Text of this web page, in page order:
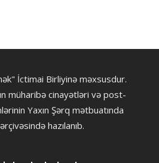
İctimai Birliyinə məxsusdur.
müharibə cinayətləri və post-
Yaxın Şərq mətbuatında
hazılanıb.